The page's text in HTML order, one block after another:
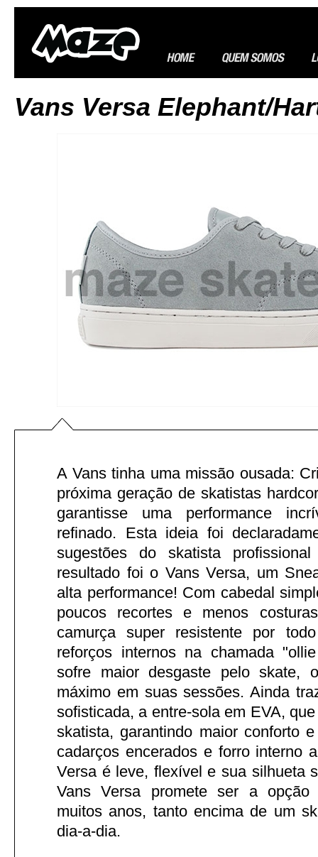
Vans Versa Elephant/
A Vans tinha uma missão ousada:
próxima geração de skatistas
garantisse uma performance
refinado. Esta ideia foi
sugestões do skatista
resultado foi o Vans Versa, um
alta performance! Com cabedal
poucos recortes e menos
camurça super resistente por
reforços internos na chamada
sofre maior desgaste pelo skate,
máximo em suas sessões. Ainda
sofisticada, a entre-sola em EVA,
skatista, garantindo maior conforto
cadarços encerados e forro interno
Versa é leve, flexível e sua silhueta
Vans Versa promete ser a opção
muitos anos, tanto encima de um
dia-a-dia.